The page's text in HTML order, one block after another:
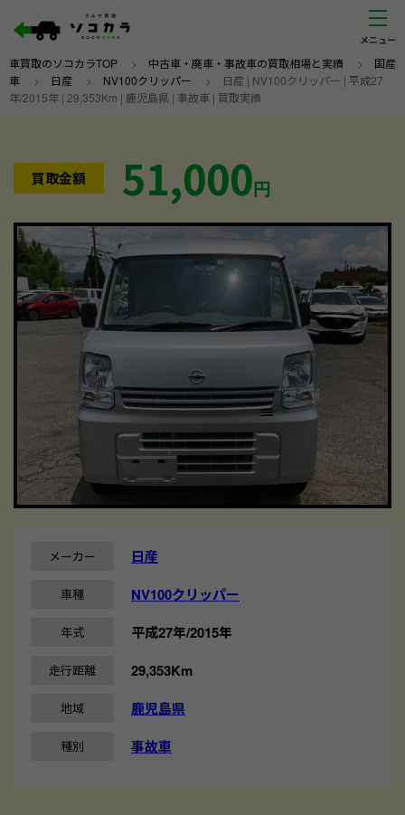
車買取のソコカラTOP > 中古車・廃車・事故車の買取相場と実績 > 国産
車 > 日産 > NV100クリッパー >
日産 | NV100クリッパー | 平成27
年/2015年 | 29,353Km | 鹿児島県 | 事故車 | 買取実績
買取金額 51,000円
メーカー 日産
車種 NV100クリッパー
年式 平成27年/2015年
走行距離 29,353Km
地域 鹿児島県
種別 事故車